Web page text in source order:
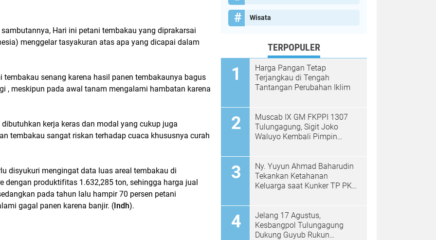
Hari ini petani tembakau yang diprakarsai
menggelar tasyakuran atas apa yang dicapai dalam
tembakau senang karena hasil panen tembakaunya bagus
, meskipun pada awal tanam mengalami hambatan karena
kerja keras dan modal yang cukup juga
tembakau sangat riskan terhadap cuaca khususnya curah
disyukuri mengingat data luas areal tembakau di
produktifitas 1.632,285 ton, sehingga harga jual
pada tahun lalu hampir 70 persen petani
gagal panen karena banjir. ( Indh).
Wisata
TERPOPULER
Harga Pangan Tetap
Terjangkau di Tengah
Tantangan Perubahan Iklim
Muscab IX GM FKPPI 1307
Tulungagung, Sigit Joko
Waluyo Kembali Pimpin
Ny. Yuyun Ahmad Baharudin
Tekankan Ketahanan
Keluarga saat Kunker TP PKK
Jelang 17 Agustus,
Kesbangpol Tulungagung
Dukung Guyub Rukun